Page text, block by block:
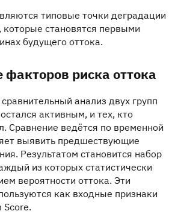
типовые точки деградации
становятся первыми
будущего оттока.
риска оттока
анализ двух групп
активным, и тех, кто
Сравнение ведётся по временной
выявить предшествующие
Результатом становится набор
из которых статистически
вероятности оттока. Эти
как входные признаки
Score.